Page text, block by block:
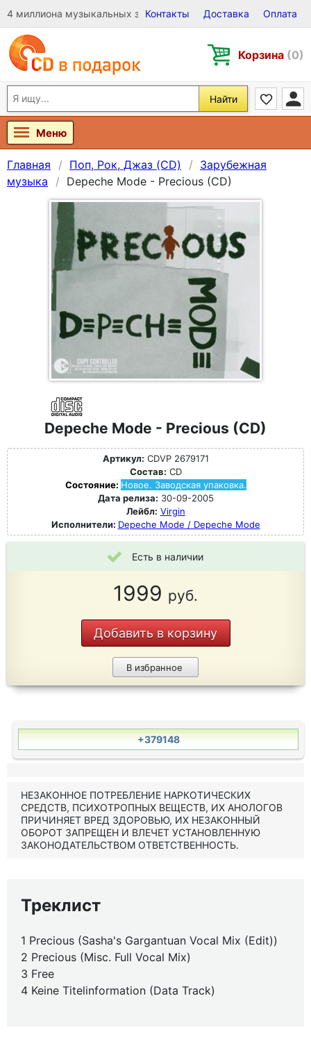
4 миллиона музыкальных записей на Виниле, CD и DVD
Контакты Доставка Оплата
Корзина (0)
Найти
Меню
Главная Поп, Рок, Джаз (CD)
Зарубежная
музыка
Depeche Mode - Precious (CD)
Depeche Mode - Precious (CD)
Артикул: CDVP 2679171
Состав: CD
Состояние: Новое. Заводская упаковка.
Дата релиза: 30-09-2005
Лейбл: Virgin
Исполнители: Depeche Mode / Depeche Mode
Есть в наличии
1999 руб.
Добавить в корзину
В избранное
+379148
НЕЗАКОННОЕ ПОТРЕБЛЕНИЕ НАРКОТИЧЕСКИХ
СРЕДСТВ, ПСИХОТРОПНЫХ ВЕЩЕСТВ, ИХ АНОЛОГОВ
ПРИЧИНЯЕТ ВРЕД ЗДОРОВЬЮ, ИХ НЕЗАКОННЫЙ
ОБОРОТ ЗАПРЕЩЕН И ВЛЕЧЕТ УСТАНОВЛЕННУЮ
ЗАКОНОДАТЕЛЬСТВОМ ОТВЕТСТВЕННОСТЬ.
Треклист
1 Precious (Sasha's Gargantuan Vocal Mix (Edit))
2 Precious (Misc. Full Vocal Mix)
3 Free
4 Keine Titelinformation (Data Track)